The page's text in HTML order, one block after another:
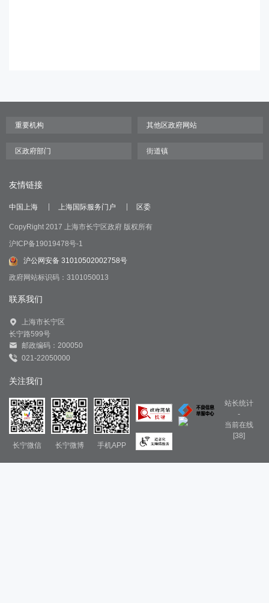
友情链接
中国上海 上海国际服务门户 区委
CopyRight 2017 上海市长宁区政府 版权所有
沪ICP备19019478号-1
沪公网安备 31010502002758号
政府网站标识码：3101050013
联系我们
上海市长宁区
长宁路599号
邮政编码：200050
021-22050000
关注我们
长宁微信 长宁微博 手机APP
站长统计
-
当前在线
[38]